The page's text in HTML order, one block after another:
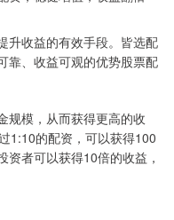
升收益的有效手段。皆选配
靠、收益可观的优势股票配
规模，从而获得更高的收
1:10的配资，可以获得100
者可以获得10倍的收益，